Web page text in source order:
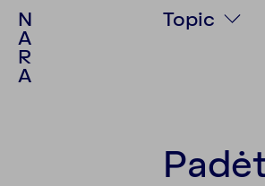
N
A
R
A
Topic